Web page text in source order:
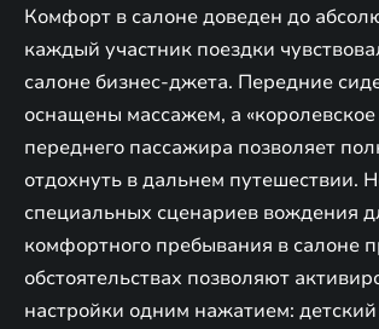
Комфорт в салоне доведен до
каждый участник поездки
салоне бизнес-джета. Передние
оснащены массажем, а «королевское
переднего пассажира позволяет
отдохнуть в дальнем путешествии.
специальных сценариев вождения
комфортного пребывания в салоне
обстоятельствах позволяют
настройки одним нажатием: